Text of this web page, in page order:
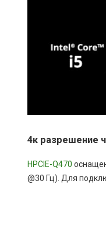
4к разрешение
HPCIE-Q470
@30 Гц). Для